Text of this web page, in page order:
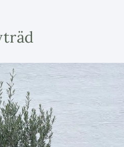
med utrymme för att
Dess halvcirkelformade
visuellt intresse i
Tillverkad av ädel ek från
vår halva vintunna
och skönhet. Träets
färgvariationer ger en rustik